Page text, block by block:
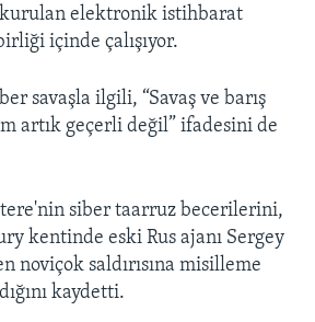
elektronik istihbarat
içinde çalışıyor.
savaşla ilgili, “Savaş ve barış
artık geçerli değil” ifadesini de
siber taarruz becerilerini,
kentinde eski Rus ajanı Sergey
noviçok saldırısına misilleme
kaydetti.